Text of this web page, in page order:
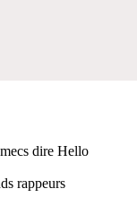
dire Hello
rappeurs